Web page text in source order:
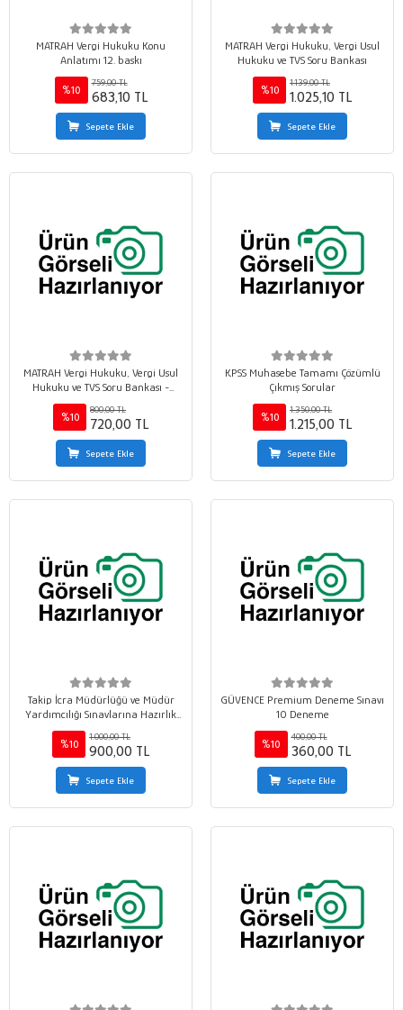
MATRAH Vergi Hukuku Konu
Anlatımı 12. baskı
%10
759,00 TL
683,10 TL
Sepete Ekle
MATRAH Vergi Hukuku, Vergi Usul
Hukuku ve TVS Soru Bankası
%10
1.139,00 TL
1.025,10 TL
Sepete Ekle
MATRAH Vergi Hukuku, Vergi Usul
Hukuku ve TVS Soru Bankası -
%10
800,00 TL
720,00 TL
Sepete Ekle
KPSS Muhasebe Tamamı Çözümlü
Çıkmış Sorular
%10
1.350,00 TL
1.215,00 TL
Sepete Ekle
Takip İcra Müdürlüğü ve Müdür
Yardımcılığı Sınavlarına Hazırlık
Alan Bilgisi Konu Anlatım Kitabı 8.
BASKI
%10
1.000,00 TL
900,00 TL
Sepete Ekle
GÜVENCE Premium Deneme Sınavı
10 Deneme
%10
400,00 TL
360,00 TL
Sepete Ekle